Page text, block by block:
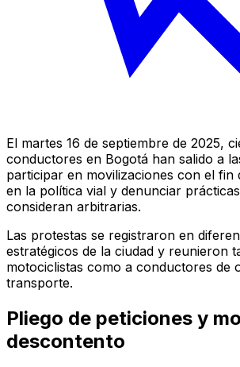
El martes 16 de septiembre de 2025,
conductores en Bogotá han salido a
participar en movilizaciones con el fin
en la política vial y denunciar
consideran arbitrarias.
Las protestas se registraron en
estratégicos de la ciudad y reunieron
motociclistas como a conductores de
transporte.
Pliego de peticiones y
descontento